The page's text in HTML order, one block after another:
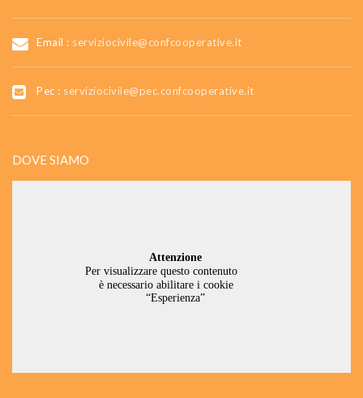
Email : serviziocivile@confcooperative.it
Pec : serviziocivile@pec.confcooperative.it
DOVE SIAMO